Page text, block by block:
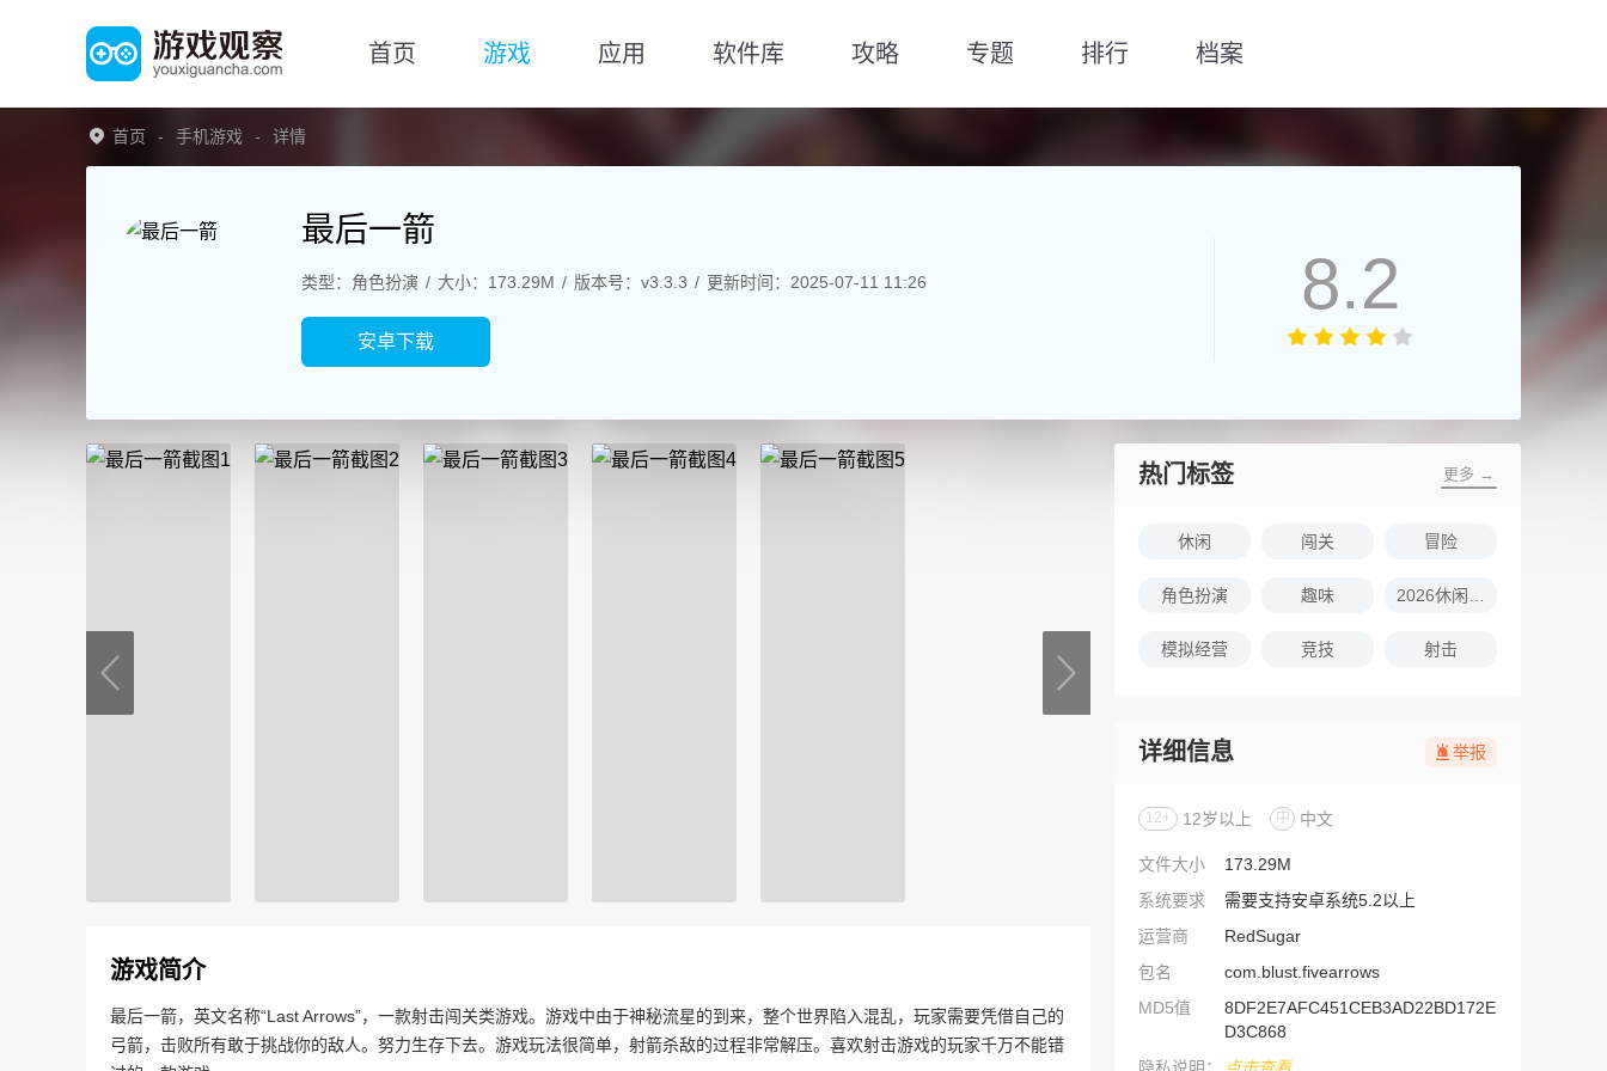
首页 游戏 应用 软件库 攻略 专题 排行 档案
首页 手机游戏 详情
最后一箭
类型：角色扮演 大小：173.29M 版本号：v3.3.3 更新时间：2025-07-11 11:26
安卓下载
8.2
游戏简介
最后一箭，英文名称“Last Arrows”，一款射击闯关类游戏。游戏中由于神秘流星的到来，整个世界陷入混乱，玩家需要凭借自己的
弓箭，击败所有敢于挑战你的敌人。努力生存下去。游戏玩法很简单，射箭杀敌的过程非常解压。喜欢射击游戏的玩家千万不能错
热门标签 更多 →
休闲 闯关 冒险
角色扮演 趣味
模拟经营 竞技 射击
详细信息 举报
12+ 12岁以上 中 中文
文件大小
173.29M
系统要求
需要支持安卓系统5.2以上
运营商
RedSugar
包名
com.blust.fivearrows
MD5值
8DF2E7AFC451CEB3AD22BD172E
D3C868